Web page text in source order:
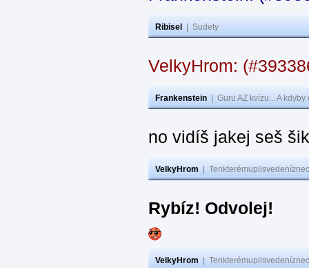
Ribisel Sudety
VelkyHrom:
Frankenstein Guru AZ kvízu... A
no vidíš jakej seš
VelkyHrom
Rybíz! Odvolej!
VelkyHrom